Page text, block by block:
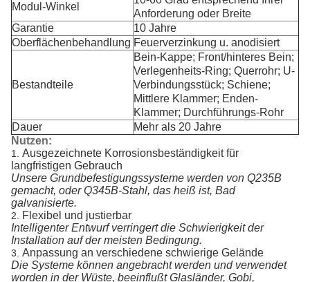
Modul-Winkel
Anforderung oder Breite
Garantie
10 Jahre
Oberflächenbehandlung Feuerverzinkung u. anodisiert
Bestandteile
Bein-Kappe; Front/hinteres Bein;
Verlegenheits-Ring; Querrohr; U-
Verbindungsstück; Schiene;
Mittlere Klammer; Enden-
Klammer; Durchführungs-Rohr
Dauer
Mehr als 20 Jahre
Nutzen:
1. Ausgezeichnete Korrosionsbeständigkeit für
langfristigen Gebrauch
Unsere Grundbefestigungssysteme werden von Q235B
gemacht, oder Q345B-Stahl, das heiß ist, Bad
galvanisierte.
2.
Flexibel und justierbar
Intelligenter Entwurf verringert die Schwierigkeit der
Installation auf der meisten Bedingung.
3. Anpassung an verschiedene schwierige Gelände
Die Systeme können angebracht werden und verwendet
worden in der Wüste, beeinflußt Glasländer, Gobi,